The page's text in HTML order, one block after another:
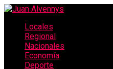
Locales
Regional
Nacionales
Economía
Deporte